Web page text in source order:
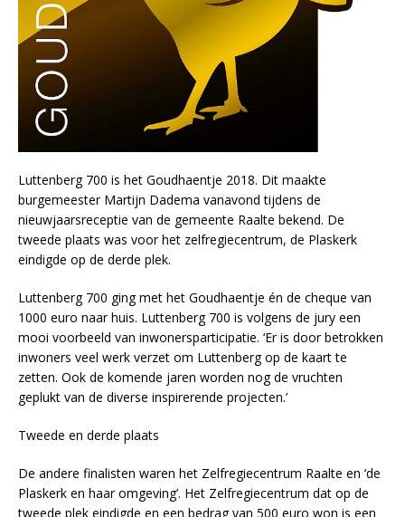
Luttenberg 700 is het Goudhaentje 2018. Dit maakte
burgemeester Martijn Dadema vanavond tijdens de
nieuwjaarsreceptie van de gemeente Raalte bekend. De
tweede plaats was voor het zelfregiecentrum, de Plaskerk
eindigde op de derde plek.
Luttenberg 700 ging met het Goudhaentje én de cheque van
1000 euro naar huis. Luttenberg 700 is volgens de jury een
mooi voorbeeld van inwonersparticipatie. ‘Er is door betrokken
inwoners veel werk verzet om Luttenberg op de kaart te
zetten. Ook de komende jaren worden nog de vruchten
geplukt van de diverse inspirerende projecten.’
Tweede en derde plaats
De andere finalisten waren het Zelfregiecentrum Raalte en ‘de
Plaskerk en haar omgeving’. Het Zelfregiecentrum dat op de
tweede plek eindigde en een bedrag van 500 euro won is een